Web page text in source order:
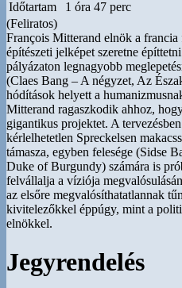
Időtartam
1 óra 47 perc
(Feliratos)
François Mitterand elnök a
építészeti jelképet szeretne
pályázaton legnagyobb
(Claes Bang – A négyzet, Az
hódítások helyett a
Mitterand ragaszkodik ahhoz,
gigantikus projektet. A
kérlelhetetlen Spreckelsen
támasza, egyben felesége (Sidse
Duke of Burgundy) számára is
felvállalja a víziója
az elsőre megvalósíthatatlannak
kivitelezőkkel éppúgy, mint a
elnökkel.
Jegyrendelés